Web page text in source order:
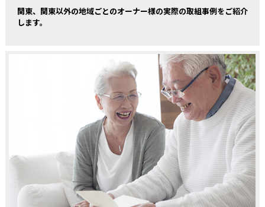
関東、関東以外の地域ごとのオーナー様の実際の取組事例をご紹介
します。